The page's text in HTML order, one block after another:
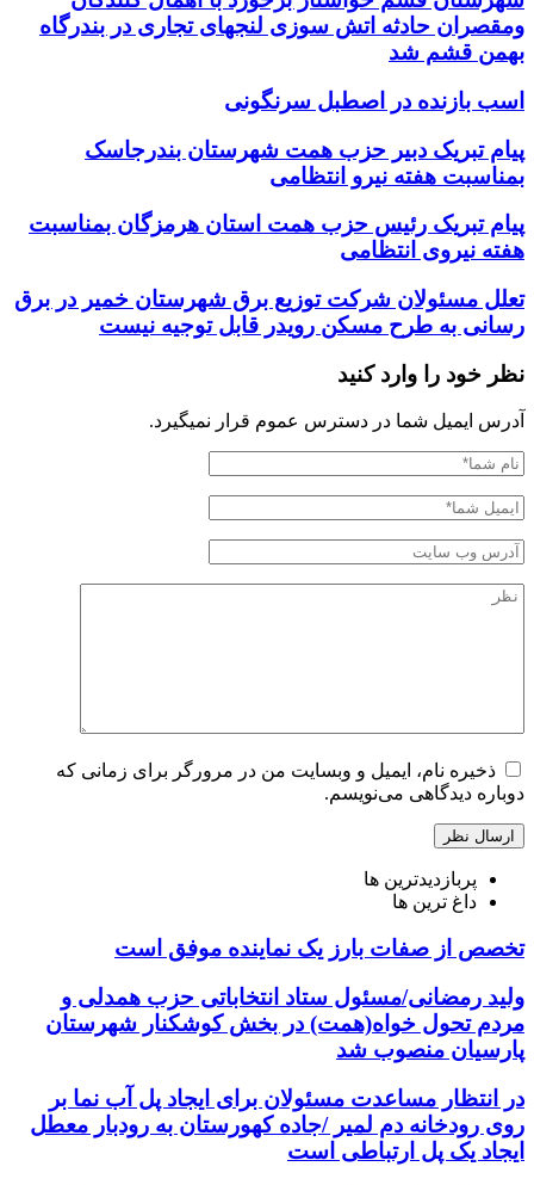
ومقصران حادثه اتش سوزی لنجهای تجاری در بندرگاه
بهمن قشم شد
اسب بازنده در اصطبل سرنگونی
پیام تبریک دبیر حزب همت شهرستان بندرجاسک
بمناسبت هفته نیرو انتظامی
پیام تبریک رئیس حزب همت استان هرمزگان بمناسبت
هفته نیروی انتظامی
تعلل مسئولان شرکت توزیع برق شهرستان خمیر در برق
رسانی به طرح مسکن رویدر قابل توجیه نیست
نظر خود را وارد کنید
آدرس ایمیل شما در دسترس عموم قرار نمیگیرد.
ذخیره نام، ایمیل و وبسایت من در مرورگر برای زمانی که
دوباره دیدگاهی می‌نویسم.
پربازدیدترین ها
داغ ترین ها
تخصص از صفات بارز یک نماینده موفق است
ولید رمضانی/مسئول ستاد انتخاباتی حزب همدلی و
مردم تحول خواه(همت) در بخش کوشکنار شهرستان
پارسیان منصوب شد
در انتظار مساعدت مسئولان برای ایجاد پل آب نما بر
روی رودخانه دم لمیر /جاده کهورستان به رودبار معطل
ایجاد یک پل ارتباطی است